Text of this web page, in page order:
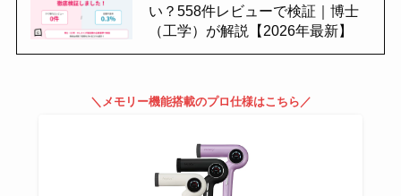
い？558件レビューで検証｜博士
（工学）が解説【2026年最新】
＼メモリー機能搭載のプロ仕様はこちら／